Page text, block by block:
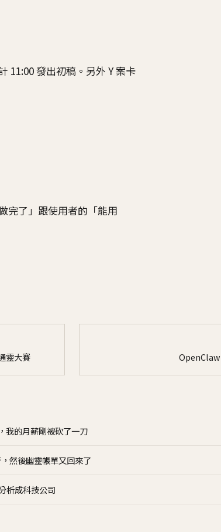
11:00 發出初稿。另外 Y 案卡
完了」跟使用者的「能用
靈大賽 OpenClaw
我的月薪剛被砍了一刀
然後幽靈帳單又回來了
析成科技公司